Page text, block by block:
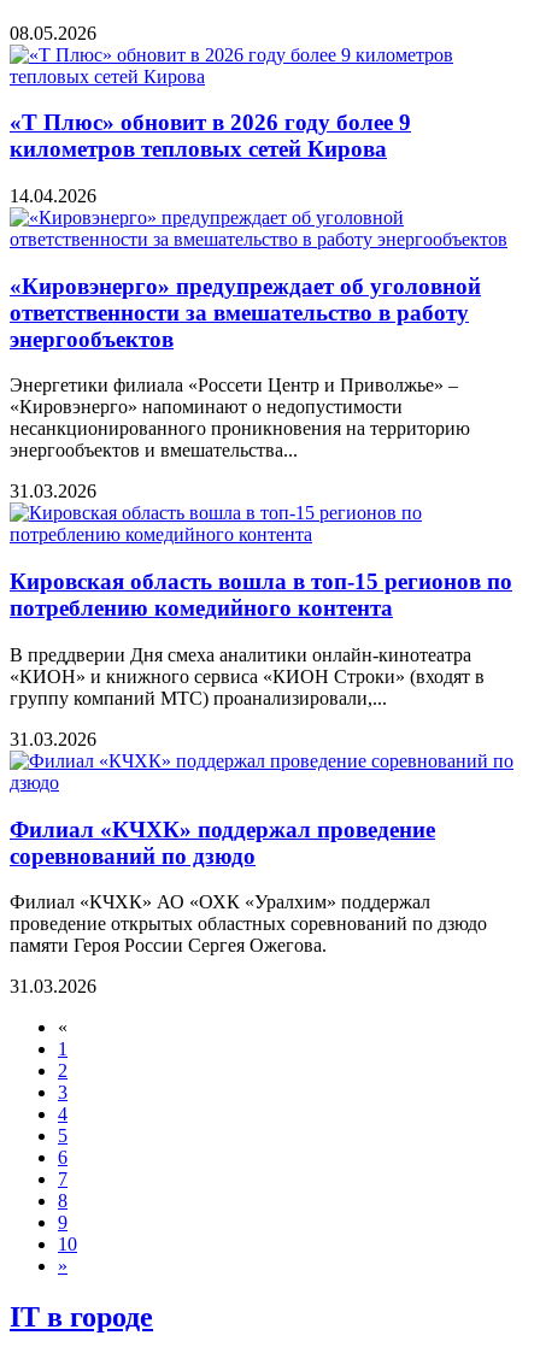
08.05.2026
«Т Плюс» обновит в 2026 году более 9
километров тепловых сетей Кирова
14.04.2026
«Кировэнерго» предупреждает об уголовной
ответственности за вмешательство в работу
энергообъектов
Энергетики филиала «Россети Центр и Приволжье» –
«Кировэнерго» напоминают о недопустимости
несанкционированного проникновения на территорию
энергообъектов и вмешательства...
31.03.2026
Кировская область вошла в топ-15 регионов по
потреблению комедийного контента
В преддверии Дня смеха аналитики онлайн-кинотеатра
«КИОН» и книжного сервиса «КИОН Строки» (входят в
группу компаний МТС) проанализировали,...
31.03.2026
Филиал «КЧХК» поддержал проведение
соревнований по дзюдо
Филиал «КЧХК» АО «ОХК «Уралхим» поддержал
проведение открытых областных соревнований по дзюдо
памяти Героя России Сергея Ожегова.
31.03.2026
«
1
2
3
4
5
6
7
8
9
10
»
IT в городе